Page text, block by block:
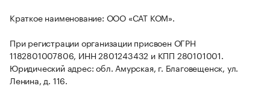
Краткое наименование: ООО «САТ КОМ».
При регистрации организации присвоен ОГРН
1182801007806, ИНН 2801243432 и КПП 280101001.
Юридический адрес: обл. Амурская, г. Благовещенск, ул.
Ленина, д. 116.